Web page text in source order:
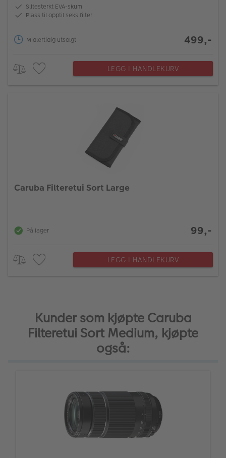
Slitesterkt EVA-skum
Plass til opptil seks filter
Midlertidig utsolgt 499,-
LEGG I HANDLEKURV
Caruba Filteretui Sort Large
På lager 99,-
LEGG I HANDLEKURV
Kunder som kjøpte Caruba
Filteretui Sort Medium, kjøpte
også: